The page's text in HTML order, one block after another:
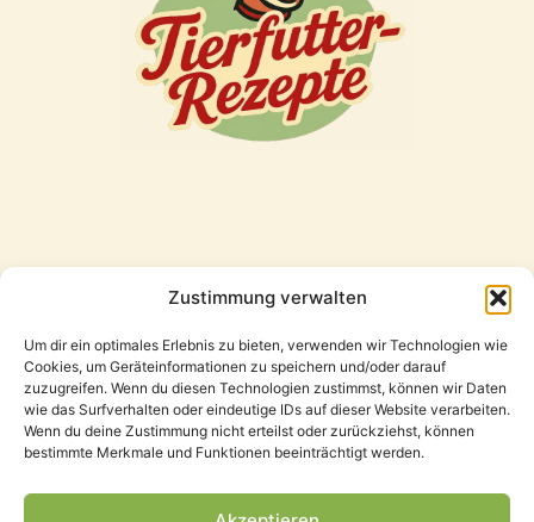
Zustimmung verwalten
Um dir ein optimales Erlebnis zu bieten, verwenden wir Technologien wie
Cookies, um Geräteinformationen zu speichern und/oder darauf
zuzugreifen. Wenn du diesen Technologien zustimmst, können wir Daten
wie das Surfverhalten oder eindeutige IDs auf dieser Website verarbeiten.
Wenn du deine Zustimmung nicht erteilst oder zurückziehst, können
bestimmte Merkmale und Funktionen beeinträchtigt werden.
Freunde